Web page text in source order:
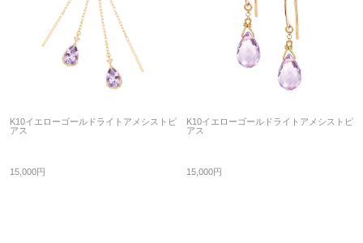
K10イエローゴールドライトアメシストピ
アス
15,000円
K10イエローゴールドライトアメシストピ
アス
15,000円